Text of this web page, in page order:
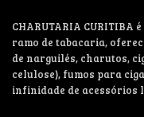
CHARUTARIA CURITIBA
ramo de tabacaria,
de narguilés, charutos,
celulose), fumos para
infinidade de acessórios